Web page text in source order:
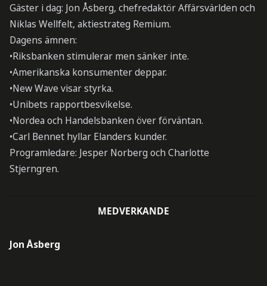
Gäster i dag: Jon Åsberg, chefredaktör Affärsvärlden och
Niklas Wellfelt, aktiestrateg Remium.
Dagens ämnen:
•Riksbanken stimulerar men sänker inte.
•Amerikanska konsumenter deppar.
•New Wave visar styrka.
•Unibets rapportbesvikelse.
•Nordea och Handelsbanken över förväntan.
•Carl Bennet hyllar Elanders kunder.
Programledare: Jesper Norberg och Charlotte
Stjerngren.
MEDVERKANDE
Jon Åsberg